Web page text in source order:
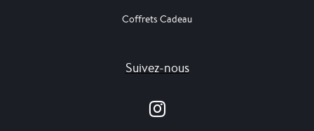
Coffrets Cadeau
Suivez-nous